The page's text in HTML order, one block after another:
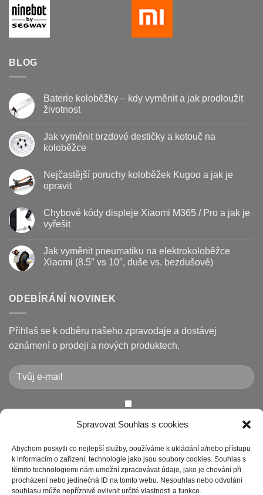
Spravovat Souhlas s cookies
Abychom poskytli co nejlepší služby, používáme k ukládání a/nebo přístupu
k informacím o zařízení, technologie jako jsou soubory cookies. Souhlas s
těmito technologiemi nám umožní zpracovávat údaje, jako je chování při
procházení nebo jedinečná ID na tomto webu. Nesouhlas nebo odvolání
souhlasu může nepříznivě ovlivnit určité vlastnosti a funkce.
BLOG
Baterie koloběžky – kdy vyměnit a jak prodloužit
životnost
textu
s
koloběžky
kdy
jak
prodloužit
životnost
Jak vyměnit brzdové destičky a kotouč na
koloběžce
u
s
vyměnit
brzdové
destičky
na
koloběžce
Nejčastější poruchy koloběžek Kugoo a jak je
opravit
u
textu
s
poruchy
koloběžek
Kugoo
opravit
Chybové kódy displeje Xiaomi M365 / Pro a jak je
vyřešit
textu
s
displeje
a
jak
je
Jak vyměnit pneumatiku na elektrokoloběžce
Xiaomi (8.5″ vs 10″, duše vs. bezdušové)
textu
vyměnit
pneumatiku
na
elektrokoloběžce
(8.5″
10″,
duše
ODEBÍRÁNÍ NOVINEK
Přihlaš se k odběru našeho zpravodaje a dostávej
oznámení o prodeji a nových produktech.
Chcete-li odeslat tento formulář, musíte přijmout naše